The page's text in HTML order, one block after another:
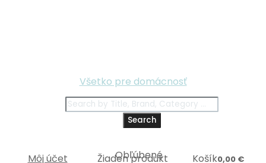
Všetko pre domácnosť
Search
Môj účet
Žiaden produkt
Košík0,00 €